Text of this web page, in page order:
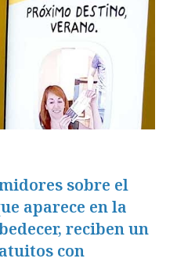
sobre el
aparece en la
reciben un
con